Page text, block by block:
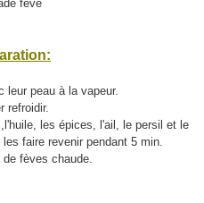
leur peau à la vapeur.
refroidir.
les épices, l'ail, le persil et le
faire revenir pendant 5 min.
fèves chaude.